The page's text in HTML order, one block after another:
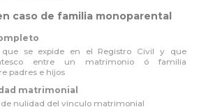
caso de familia monoparental
que se expide en el Registro Civil y que
entre un matrimonio ó familia
padres e hijos
matrimonial
nulidad del vínculo matrimonial